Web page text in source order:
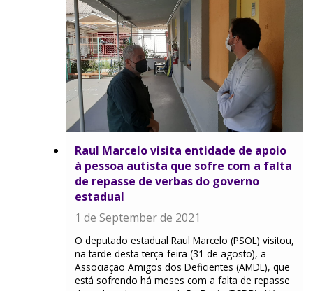
Raul Marcelo visita entidade de apoio
à pessoa autista que sofre com a falta
de repasse de verbas do governo
estadual
1 de September de 2021
O deputado estadual Raul Marcelo (PSOL) visitou,
na tarde desta terça-feira (31 de agosto), a
Associação Amigos dos Deficientes (AMDE), que
está sofrendo há meses com a falta de repasse